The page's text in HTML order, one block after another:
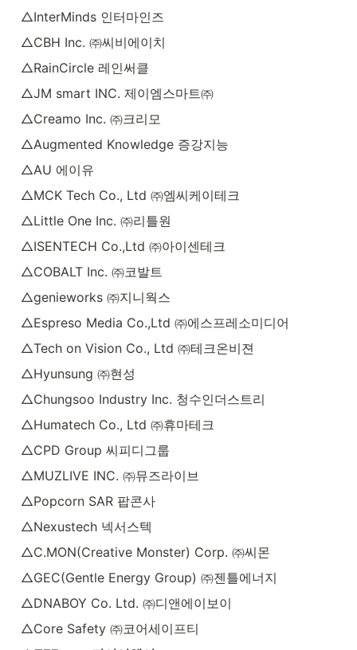
△InterMinds 인터마인즈
△CBH Inc. ㈜씨비에이치
△RainCircle 레인써클
△JM smart INC. 제이엠스마트㈜
△Creamo Inc. ㈜크리모
△Augmented Knowledge 증강지능
△AU 에이유
△MCK Tech Co., Ltd ㈜엠씨케이테크
△Little One Inc. ㈜리틀원
△ISENTECH Co.,Ltd ㈜아이센테크
△COBALT Inc. ㈜코발트
△genieworks ㈜지니웍스
△Espreso Media Co.,Ltd ㈜에스프레소미디어
△Tech on Vision Co., Ltd ㈜테크온비젼
△Hyunsung ㈜현성
△Chungsoo Industry Inc. 청수인더스트리
△Humatech Co., Ltd ㈜휴마테크
△CPD Group 씨피디그룹
△MUZLIVE INC. ㈜뮤즈라이브
△Popcorn SAR 팝콘사
△Nexustech 넥서스텍
△C.MON(Creative Monster) Corp. ㈜씨몬
△GEC(Gentle Energy Group) ㈜젠틀에너지
△DNABOY Co. Ltd. ㈜디앤에이보이
△Core Safety ㈜코어세이프티